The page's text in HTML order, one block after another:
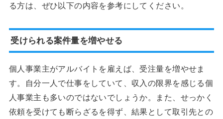
る方は、ぜひ以下の内容を参考にしてください。
受けられる案件量を増やせる
個人事業主がアルバイトを雇えば、受注量を増やせま
す。自分一人で仕事をしていて、収入の限界を感じる個
人事業主も多いのではないでしょうか。また、せっかく
依頼を受けても断らざるを得ず、結果として取引先との